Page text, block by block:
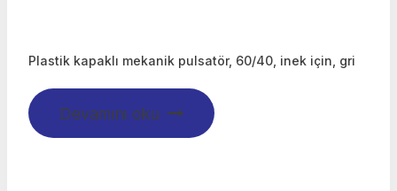
Plastik kapaklı mekanik pulsatör, 60/40, inek için, gri
Devamını oku